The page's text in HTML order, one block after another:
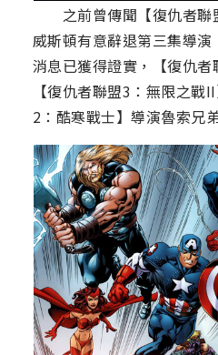
之前曾傳聞【復仇者聯
威斯頓有意辭退第三集導
消息已獲得證實，【復仇
【復仇者聯盟3：無限之戰
2：酷寒戰士】導演魯索兄